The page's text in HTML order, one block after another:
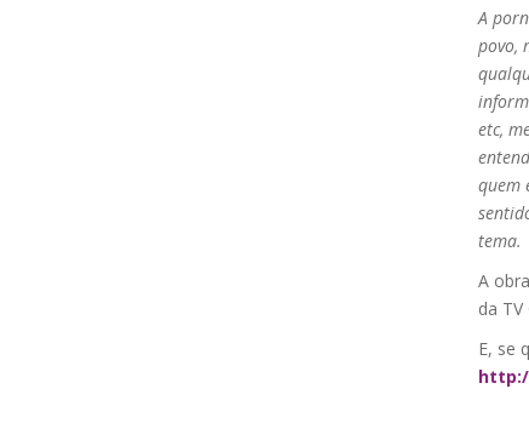
A
povo,
etc,
quem
tema.
A
da
E, se